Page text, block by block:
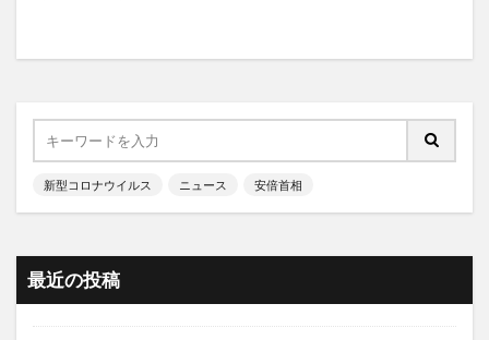
新型コロナウイルス ニュース 安倍首相
最近の投稿